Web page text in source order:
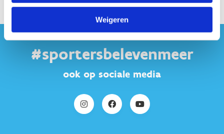
Weigeren
#sportersbelevenmeer
ook op sociale media